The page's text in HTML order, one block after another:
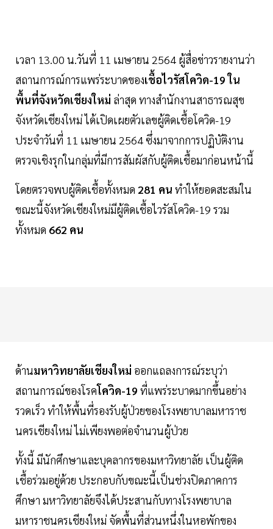
เวลา 13.00 น.วันที่ 11 เมษายน 2564 ผู้สื่อข่าวรายงานว่า
สถานการณ์การแพร่ระบาดของเชื้อไวรัสโควิด-19 ใน
พื้นที่จังหวัดเชียงใหม่ ล่าสุด ทางสำนักงานสาธารณสุข
จังหวัดเชียงใหม่ ได้เปิดเผยตัวเลขผู้ติดเชื้อโควิด-19
ประจำวันที่ 11 เมษายน 2564 ซึ่งมาจากการปฏิบัติงาน
ตรวจเชิงรุกในกลุ่มที่มีการสัมผัสกับผู้ติดเชื้อมาก่อนหน้านี้
โดยตรวจพบผู้ติดเชื้อทั้งหมด 281 คน ทำให้ยอดสะสมใน
ขณะนี้จังหวัดเชียงใหม่มีผู้ติดเชื้อไวรัสโควิด-19 รวม
ทั้งหมด 662 คน
ด้านมหาวิทยาลัยเชียงใหม่ ออกแถลงการณ์ระบุว่า
สถานการณ์ของโรคโควิด-19 ที่แพร่ระบาดมากขึ้นอย่าง
รวดเร็ว ทำให้พื้นที่รองรับผู้ป่วยของโรงพยาบาลมหาราช
นครเชียงใหม่ ไม่เพียงพอต่อจำนวนผู้ป่วย
ทั้งนี้ มีนักศึกษาและบุคลากรของมหาวิทยาลัย เป็นผู้ติด
เชื้อร่วมอยู่ด้วย ประกอบกับขณะนี้เป็นช่วงปิดภาคการ
ศึกษา มหาวิทยาลัยจึงได้ประสานกับทางโรงพยาบาล
มหาราชนครเชียงใหม่ จัดพื้นที่ส่วนหนึ่งในหอพักของ